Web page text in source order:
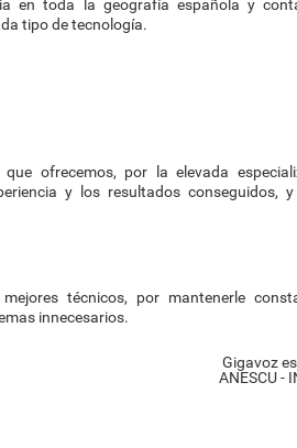
en toda la geografía española y
tipo de tecnología.
ofrecemos, por la elevada
y los resultados conseguidos,
técnicos, por mantenerle
innecesarios.
Gigavoz
ANESCU -